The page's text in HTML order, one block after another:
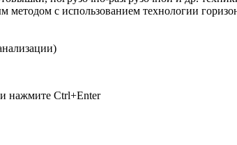
с использованием технологии
и нажмите Ctrl+Enter